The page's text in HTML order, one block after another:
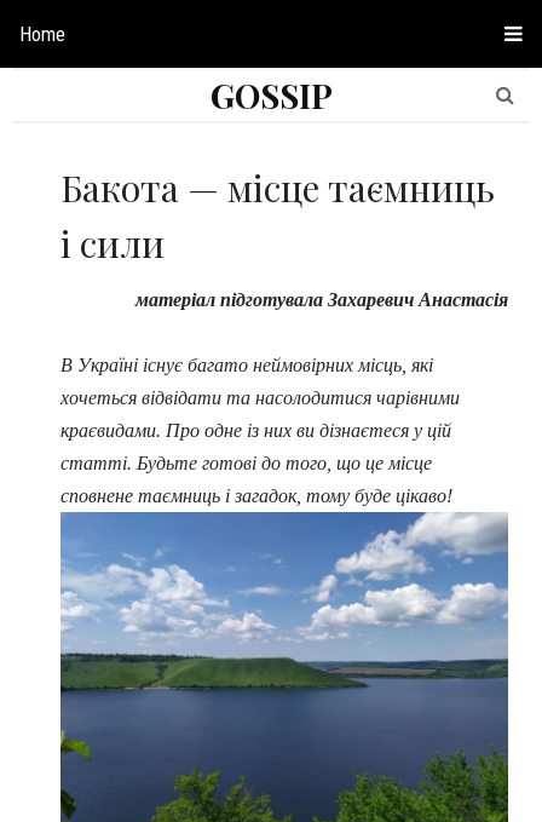
Home
GOSSIP
Бакота — місце таємниць
і сили
матеріал підготувала Захаревич Анастасія
В Україні існує багато неймовірних місць, які
хочеться відвідати та насолодитися чарівними
краєвидами. Про одне із них ви дізнаєтеся у цій
статті. Будьте готові до того, що це місце
сповнене таємниць і загадок, тому буде цікаво!